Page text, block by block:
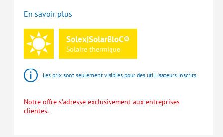
En savoir plus
Solex|SolarBloC®
Solaire thermique
Les prix sont seulement visibles pour des utillisateurs inscrits.
Notre offre s'adresse exclusivement aux entreprises
clientes.